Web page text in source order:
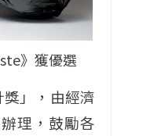
》獲優選
獎」，由經濟
理，鼓勵各